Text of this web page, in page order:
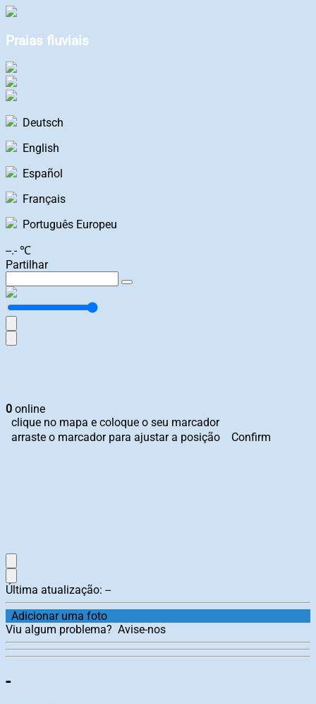
Praias fluviais
Deutsch
English
Español
Français
Português Europeu
--.- ℃
Partilhar
0 online
clique no mapa e coloque o seu marcador
arraste o marcador para ajustar a posição
Confirm
Última atualização: --
Adicionar uma foto
Viu algum problema? Avise-nos
-